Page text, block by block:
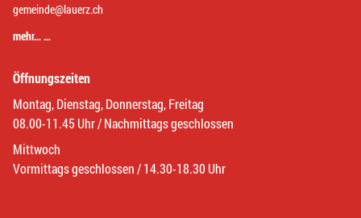
gemeinde@lauerz.ch
mehr… …
Öffnungszeiten
Montag, Dienstag, Donnerstag, Freitag
08.00-11.45 Uhr / Nachmittags geschlossen
Mittwoch
Vormittags geschlossen / 14.30-18.30 Uhr